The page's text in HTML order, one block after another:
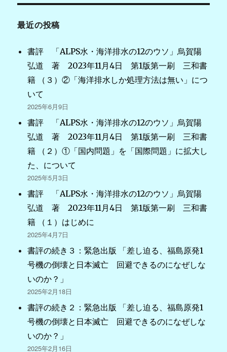
ゲ
ー
シ
ョ
ン
最近の投稿
書評 「ALPS水・海洋排水の12のウソ」烏賀陽
弘道 著 2023年11月4日 第1版第一刷 三和書
籍 （３）②「海洋排水しか処理方法は無い」につ
いて
2025年6月9日
書評 「ALPS水・海洋排水の12のウソ」烏賀陽
弘道 著 2023年11月4日 第1版第一刷 三和書
籍 （２）①「国内問題」を「国際問題」に拡大し
た、について
2025年5月3日
書評 「ALPS水・海洋排水の12のウソ」烏賀陽
弘道 著 2023年11月4日 第1版第一刷 三和書
籍 （１）はじめに
2025年4月7日
書評の続き３：緊急出版 「差し迫る、福島原発1
号機の倒壊と日本滅亡 回避できるのになぜしな
いのか？」
2025年2月18日
書評の続き２：緊急出版 「差し迫る、福島原発1
号機の倒壊と日本滅亡 回避できるのになぜしな
いのか？」
2025年2月16日